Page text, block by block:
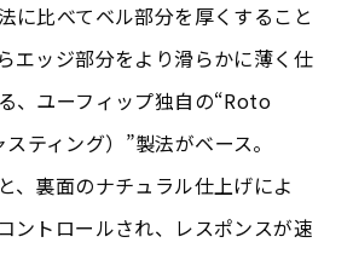
に比べてベル部分を厚くすること
エッジ部分をより滑らかに薄く仕
、ユーフィップ独自の“Roto
ティング）”製法がベース。
、裏面のナチュラル仕上げによ
ントロールされ、レスポンスが速